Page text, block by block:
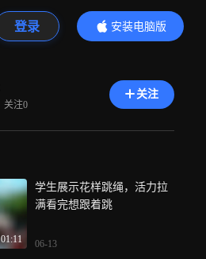
登录
安装电脑版
内容更精彩
关注0
关注
01:11
学生展示花样跳绳，活力拉
满看完想跟着跳
06-13